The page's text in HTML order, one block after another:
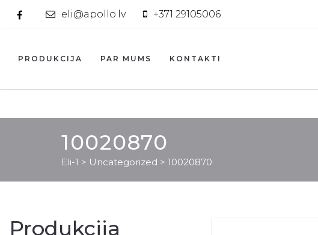
eli@apollo.lv +371 29105006
PRODUKCIJA PAR MUMS KONTAKTI
10020870
Eli-1 > Uncategorized > 10020870
Produkcija